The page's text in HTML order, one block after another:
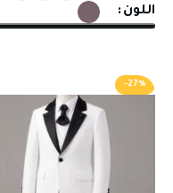
اللون
-27%